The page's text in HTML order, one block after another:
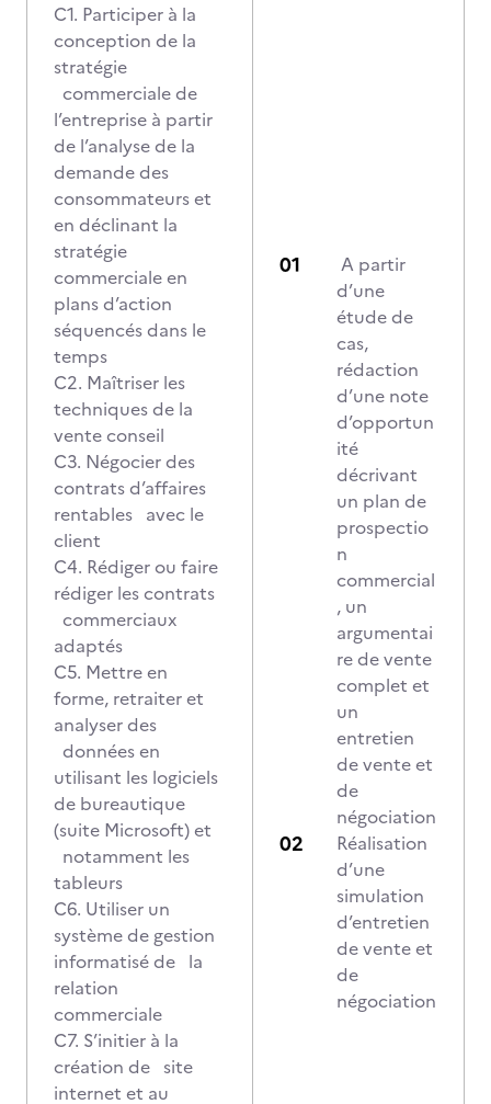
C1. Participer à la
conception de la
stratégie
commerciale de
l’entreprise à partir
de l’analyse de la
demande des
consommateurs et
en déclinant la
stratégie
commerciale en
plans d’action
séquencés dans le
temps
C2. Maîtriser les
techniques de la
vente conseil
C3. Négocier des
contrats d’affaires
rentables avec le
client
C4. Rédiger ou faire
rédiger les contrats
commerciaux
adaptés
C5. Mettre en
forme, retraiter et
analyser des
données en
utilisant les logiciels
de bureautique
(suite Microsoft) et
notamment les
tableurs
C6. Utiliser un
système de gestion
informatisé de la
relation
commerciale
C7. S’initier à la
création de site
internet et au
A partir
d’une
étude de
cas,
rédaction
d’une note
d’opportun
ité
décrivant
un plan de
prospectio
n
commercial
, un
argumentai
re de vente
complet et
un
entretien
de vente et
de
négociation
Réalisation
d’une
simulation
d’entretien
de vente et
de
négociation